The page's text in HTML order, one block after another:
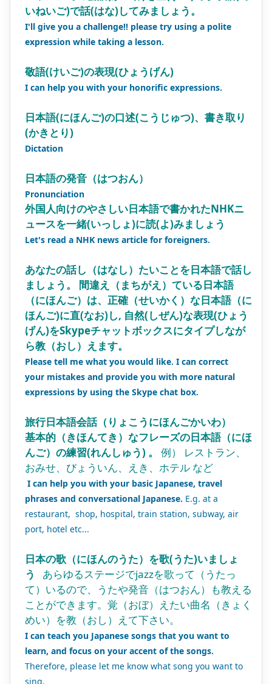
いねいご)で話(はな)してみましょう。
I'll give you a challenge!! please try using a polite
expression while taking a lesson.
敬語(けいご)の表現(ひょうげん)
I can help you with your honorific expressions.​
日本語(にほんご)の口述(こうじゅつ)、書き取り
(かきとり)
Dictation
日本語の発音（はつおん）
Pronunciation
外国人向けのやさしい日本語で書かれたNHKニ
ュースを一緒(いっしょ)に読(よ)みましょう
Let's read a NHK news article for foreigners.
あなたの話し（はなし）たいことを日本語で話し
ましょう。 間違え（まちがえ）ている日本語
（にほんご）は、正確（せいかく）な日本語（に
ほんご)に直(なお)し, 自然(しぜん)な表現(ひょう
げん)をSkypeチャットボックスにタイプしなが
ら教（おし）えます。
Please tell me what you would like. I can correct
your mistakes and provide you with more natural
expressions by using the Skype chat box.
旅行日本語会話（りょこうにほんごかいわ）
基本的（きほんてき）なフレーズの日本語（にほ
んご）の練習(れんしゅう) 。
例） レストラン、
おみせ、びょういん、えき、ホテル など
I can help you with your basic Japanese, travel
phrases and conversational Japanese. ​ E.g. at a
restaurant, shop, hospital, train station, subway, air
port, hotel etc...
日本の歌（にほんのうた）を歌(うた)いましょ
う
あらゆるステージでjazzを歌って（うたっ
て）いるので、うたや発音（はつおん）も教える
ことができます。覚（おぼ）えたい曲名（きょく
めい）を教（おし）えて下さい。
I can teach you Japanese songs that you want to
learn, and focus on your accent of the songs.
Therefore, please let me know what song you want to
sing.